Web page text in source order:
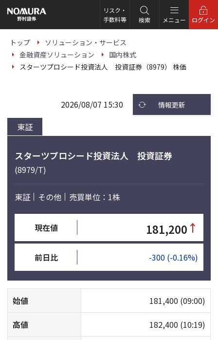
の
ー
リスク・
手数料等
検索 メニュー ログイン
トップ
ソリューション・サービス
金融資産ソリューション
国内株式
スターツプロシード投資法人 投資証券（8979） 株価
東証
2026/08/07 15:30 情報更新
スターツプロシード投資法人 投資証券
(8979/T)
東証 その他 売買単位：1株
現在値 181,200 ↑
前日比 -300 (-0.16%)
始値 181,400 (09:00)
高値 182,400 (10:19)